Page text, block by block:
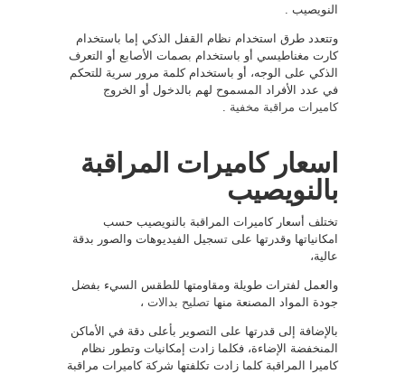
النويصيب .
وتتعدد طرق استخدام نظام القفل الذكي إما باستخدام
كارت مغناطيسي أو باستخدام بصمات الأصابع أو التعرف
الذكي على الوجه، أو باستخدام كلمة مرور سرية للتحكم
في عدد الأفراد المسموح لهم بالدخول أو الخروج
كاميرات مراقبة مخفية
اسعار كاميرات المراقبة
بالنويصيب
تختلف أسعار كاميرات المراقبة بالنويصيب حسب
امكانياتها وقدرتها على تسجيل الفيديوهات والصور بدقة
عالية،
والعمل لفترات طويلة ومقاومتها للطقس السيء بفضل
جودة المواد المصنعة منها تصليح بدالات ،
بالإضافة إلى قدرتها على التصوير بأعلى دقة في الأماكن
المنخفضة الإضاءة، فكلما زادت إمكانيات وتطور نظام
كاميرا المراقبة كلما زادت تكلفتها شركة كاميرات مراقبة